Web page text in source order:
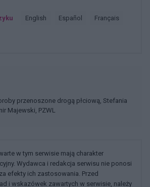
english español français
przenoszone drogą płciową, Stefania
Majewski, PZWL
w tym serwisie mają charakter
Wydawca i redakcja serwisu nie ponosi
efekty ich zastosowania. Przed
i wskazówek zawartych w serwisie, należy